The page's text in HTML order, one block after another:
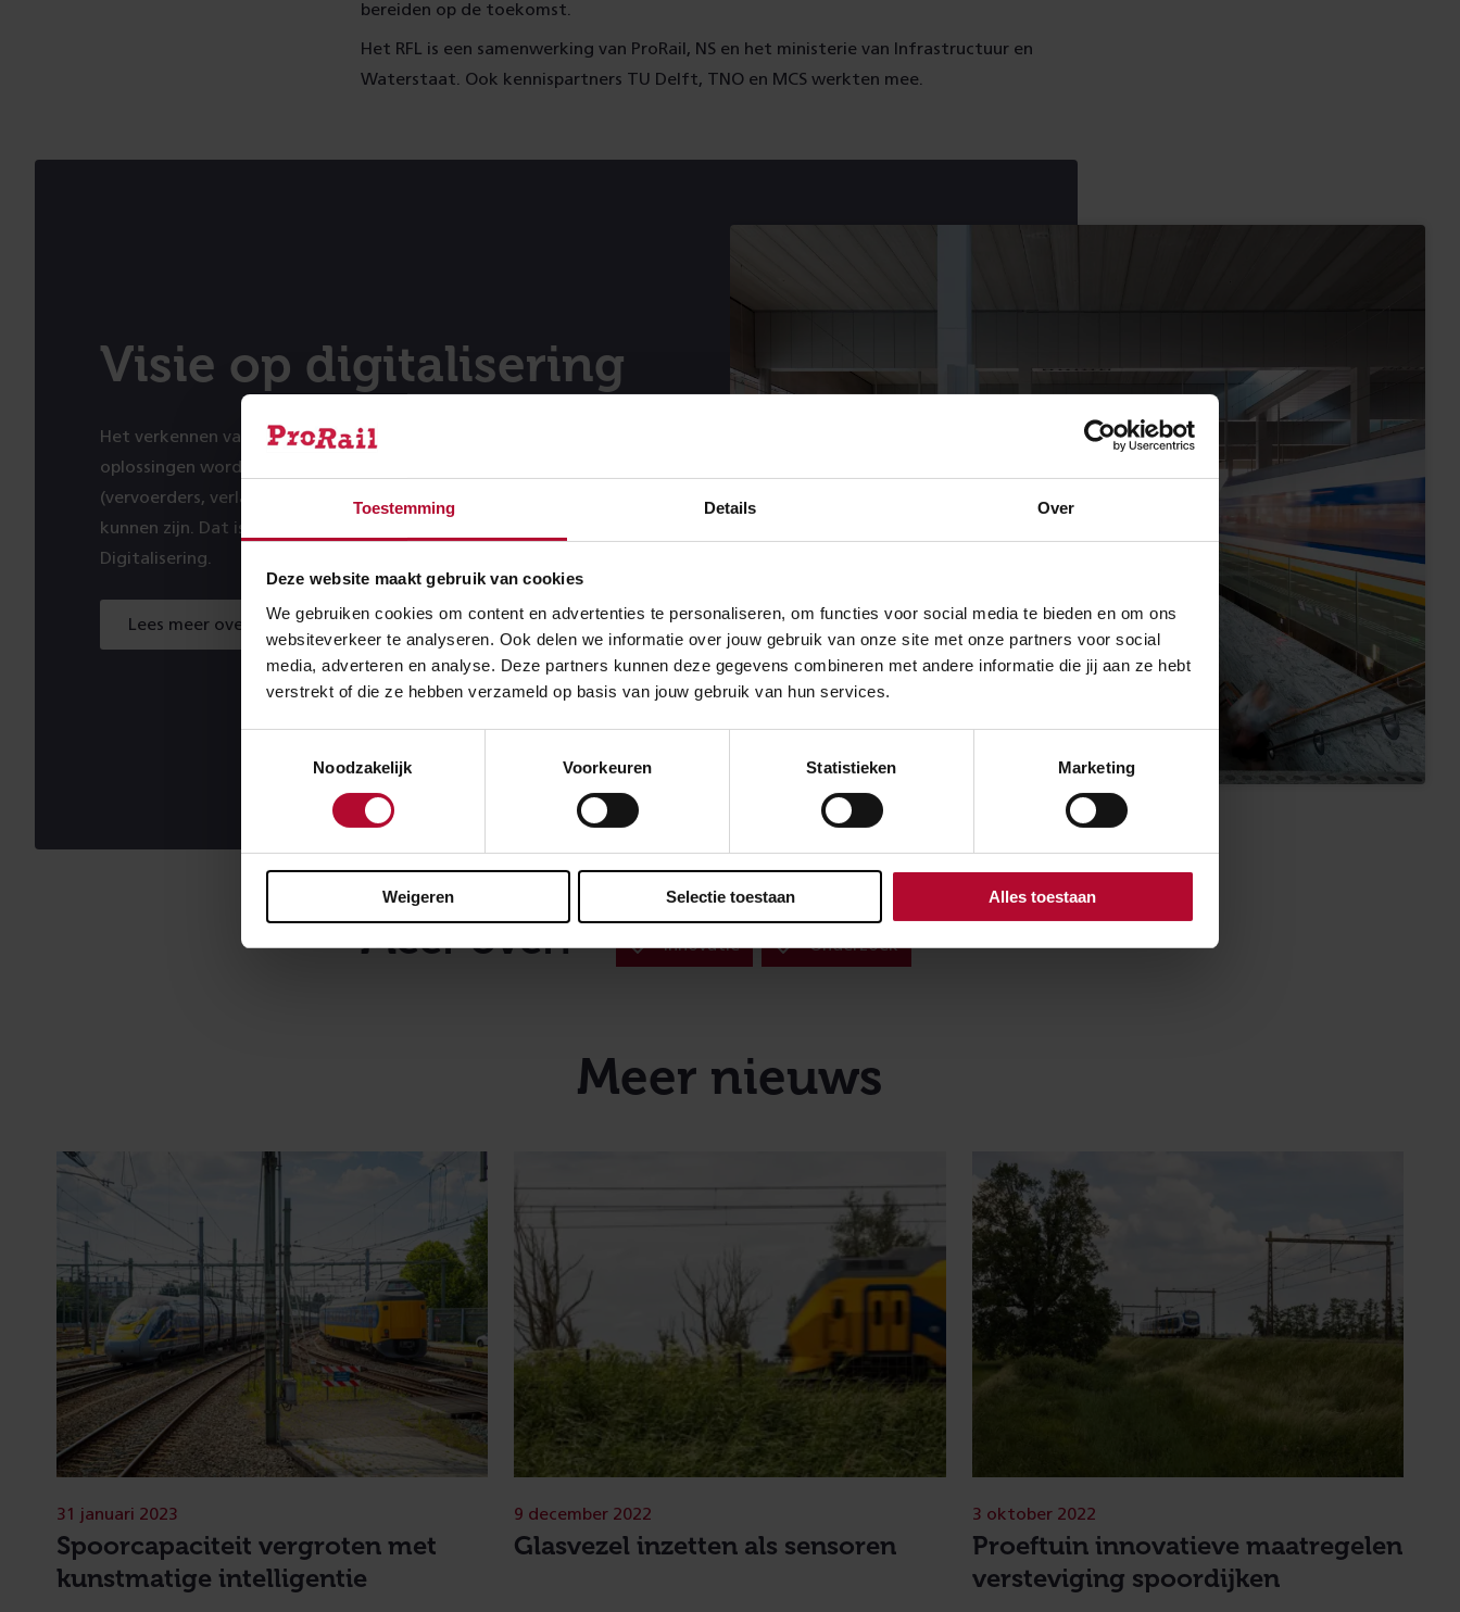
Toestemming Details Over
Deze website maakt gebruik van cookies
We gebruiken cookies om content en advertenties te personaliseren, om functies voor social media te bieden en om ons
websiteverkeer te analyseren. Ook delen we informatie over jouw gebruik van onze site met onze partners voor social
media, adverteren en analyse. Deze partners kunnen deze gegevens combineren met andere informatie die jij aan ze hebt
verstrekt of die ze hebben verzameld op basis van jouw gebruik van hun services.
Noodzakelijk
Voorkeuren Statistieken Marketing
Weigeren Selectie toestaan Alles toestaan
bereiden op de toekomst.
Het RFL is een samenwerking van ProRail, NS en het ministerie van Infrastructuur en
Waterstaat. Ook kennispartners TU Delft, TNO en MCS werkten mee.
Visie op digitalisering
Het verkennen van snellere, slimmere en meer gedigitaliseerde
oplossingen wordt steeds belangrijker om onze klanten en partners
(vervoerders, verladers en bredere omgeving) optimaal van dienst te
kunnen zijn. Dat is tevens het uitgangspunt van onze Visie op
Digitalisering.
Lees meer over onze visie op digitalisering
Meer over: Innovatie Onderzoek
Meer nieuws
Spoorcapaciteit vergroten met
kunstmatige intelligentie
31 januari 2023
Glasvezel inzetten als sensoren
9 december 2022
Proeftuin innovatieve maatregelen
versteviging spoordijken
3 oktober 2022